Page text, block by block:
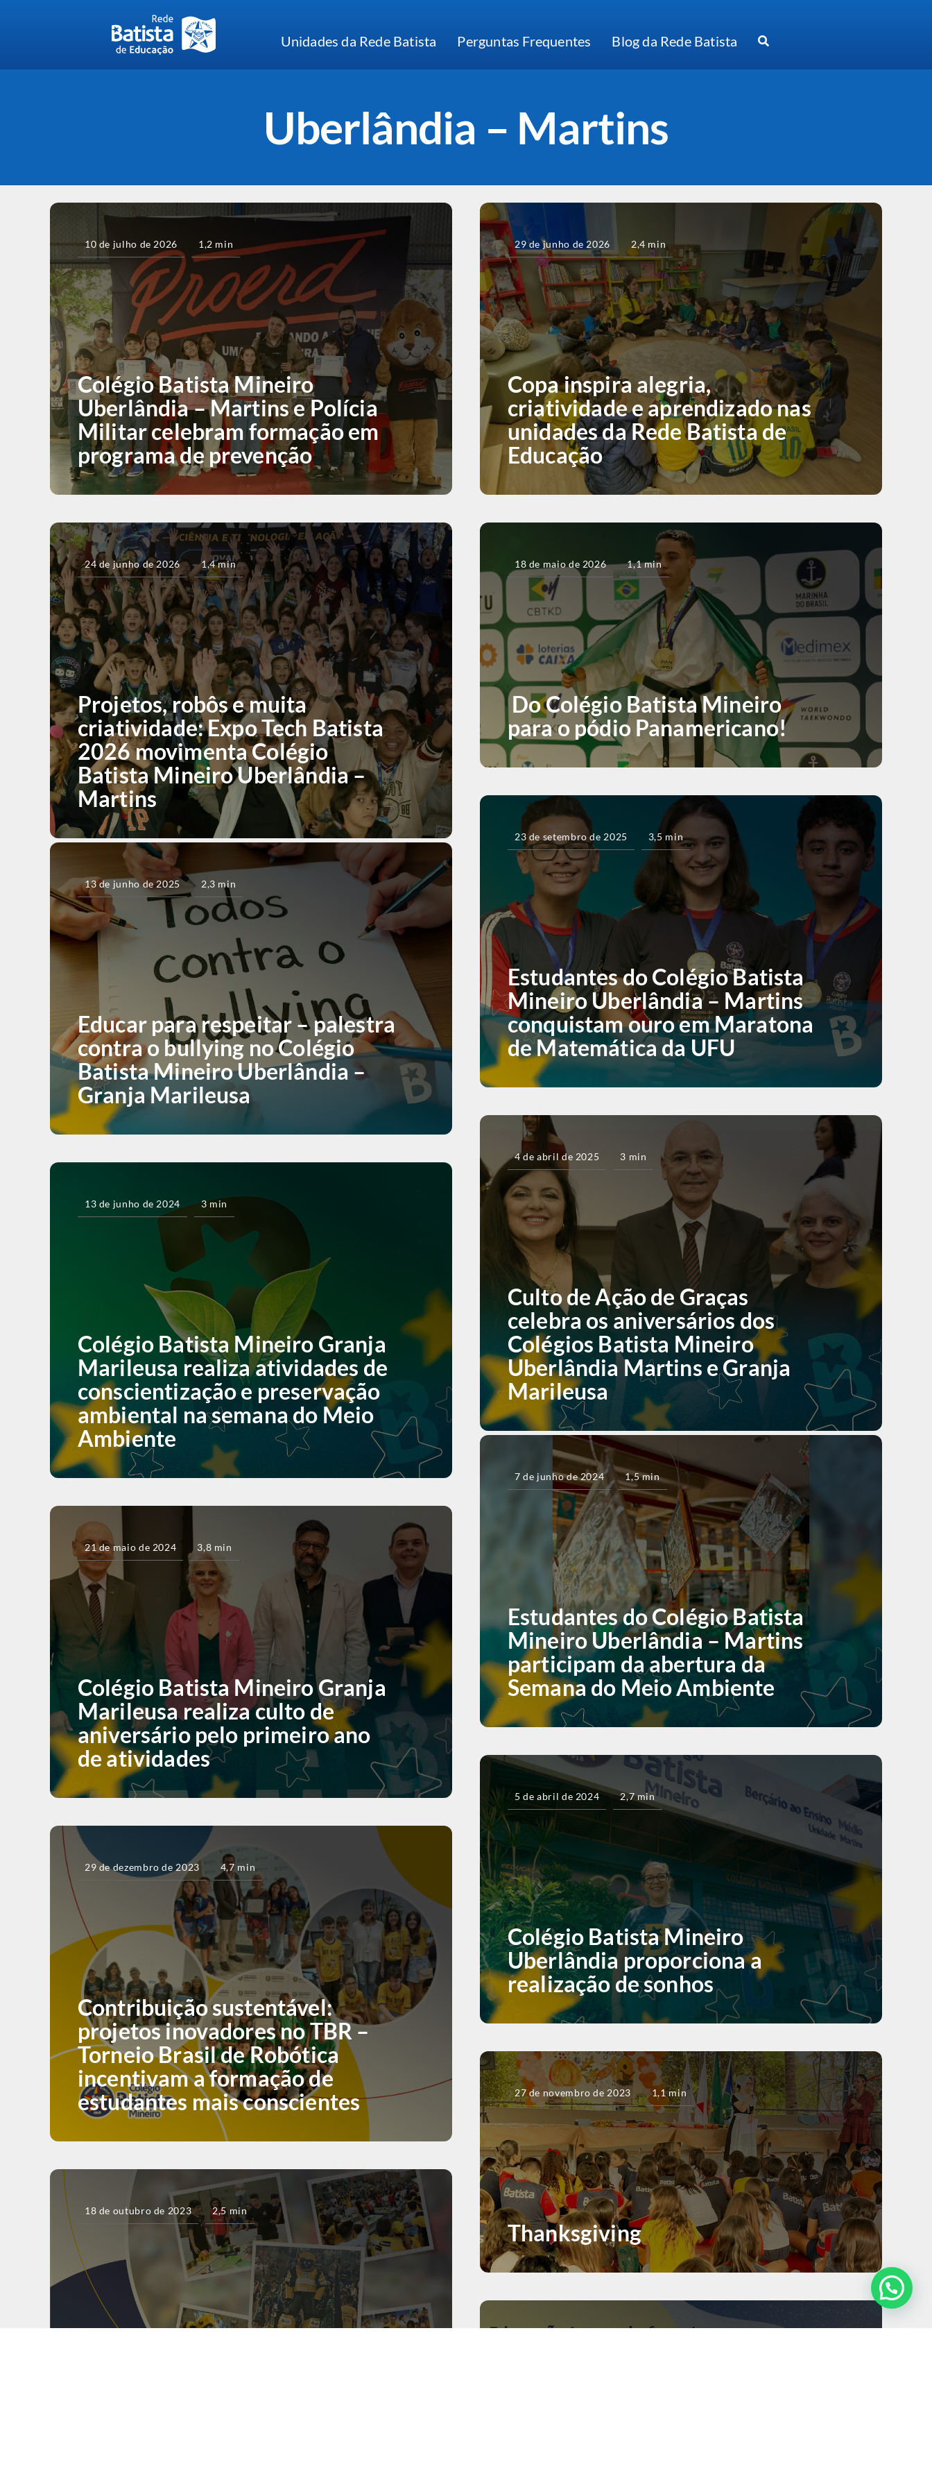
Unidades da Rede Batista Perguntas Frequentes Blog da Rede Batista
Uberlândia – Martins
10 de julho de 2026 1,2 min
Colégio Batista Mineiro
Uberlândia – Martins e Polícia
Militar celebram formação em
programa de prevenção
29 de junho de 2026 2,4 min
Copa inspira alegria,
criatividade e aprendizado nas
unidades da Rede Batista de
Educação
24 de junho de 2026 1,4 min
Projetos, robôs e muita
criatividade: Expo Tech Batista
2026 movimenta Colégio
Batista Mineiro Uberlândia –
Martins
18 de maio de 2026 1,1 min
Do Colégio Batista Mineiro
para o pódio Panamericano!
23 de setembro de 2025 3,5 min
Estudantes do Colégio Batista
Mineiro Uberlândia – Martins
conquistam ouro em Maratona
de Matemática da UFU
13 de junho de 2025 2,3 min
Educar para respeitar – palestra
contra o bullying no Colégio
Batista Mineiro Uberlândia –
Granja Marileusa
4 de abril de 2025 3 min
Culto de Ação de Graças
celebra os aniversários dos
Colégios Batista Mineiro
Uberlândia Martins e Granja
Marileusa
13 de junho de 2024 3 min
Colégio Batista Mineiro Granja
Marileusa realiza atividades de
conscientização e preservação
ambiental na semana do Meio
Ambiente
7 de junho de 2024 1,5 min
Estudantes do Colégio Batista
Mineiro Uberlândia – Martins
participam da abertura da
Semana do Meio Ambiente
21 de maio de 2024 3,8 min
Colégio Batista Mineiro Granja
Marileusa realiza culto de
aniversário pelo primeiro ano
de atividades
5 de abril de 2024 2,7 min
Colégio Batista Mineiro
Uberlândia proporciona a
realização de sonhos
29 de dezembro de 2023 4,7 min
Contribuição sustentável:
projetos inovadores no TBR –
Torneio Brasil de Robótica
incentivam a formação de
estudantes mais conscientes
27 de novembro de 2023 1,1 min
Thanksgiving
18 de outubro de 2023 2,5 min